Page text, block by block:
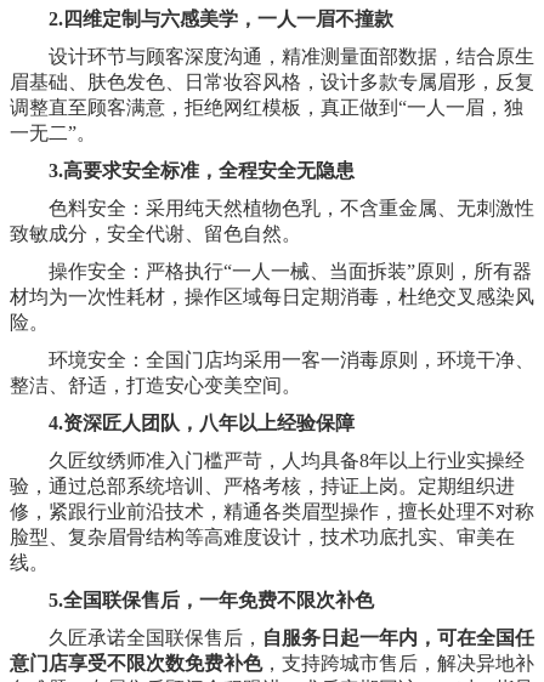
2.四维定制与六感美学， 一人一眉不撞款
设计环节与顾客深度沟通， 精准测量面部数据，结合原生
眉基础、肤色发色、日常妆容风格，设计多款专属眉形 ， 反复
调整直至顾客满意，拒绝网红模板，真正做到“一人一眉，独
一无二”。
3.高要求安全标准，全程安全无隐患
色料安全：采用纯天然植物色乳，不含重金属、无刺激性
致敏成分，安全代谢、留色自然。
操作安全：严格执行“一人一械 、当面拆装”原则， 所有器
材均为一次性耗材，操作区域每日定期消毒，杜绝交叉感染风
险。
环境安全：全国门店均采用一客一消毒原则 ， 环境干净
整洁
舒适，打造安心变美空间。
4.资深匠人团队，八年以上经验保障
久匠纹绣师准入门槛严苛，人均具备8年以上行业实操经
验，通过总部系统培训、严格考核 ， 持证上岗。定期组织进
修，紧跟行业前沿技术，精通各类眉型操作，擅长处理不对称
脸型、复杂眉骨结构等高难度设计，技术功底扎实、审美在
线。
5.全国联保售后，一年免费不限次补色
久匠承诺全国联保售后， 自服务日起一年内，可在全国任
意门店享受不限次数免费补色，支持跨城市售后，解决异地补